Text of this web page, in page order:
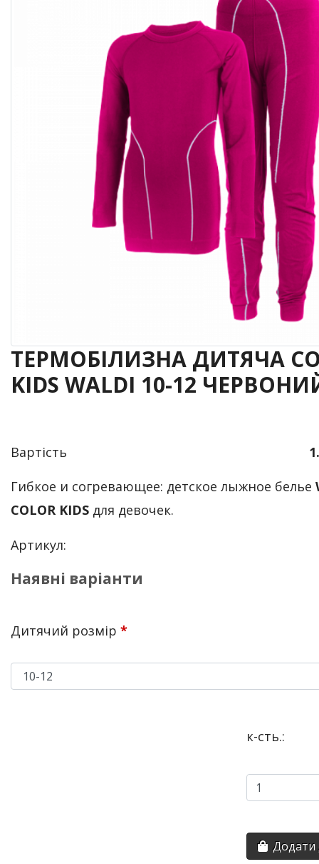
ТЕРМОБІЛИЗНА ДИТЯЧА
KIDS WALDI 10-12
Вартість
Гибкое и согревающее: детское лыжное белье
COLOR KIDS для девочек.
Артикул:
Наявні варіанти
Дитячий розмір *
к-сть.:
Додати